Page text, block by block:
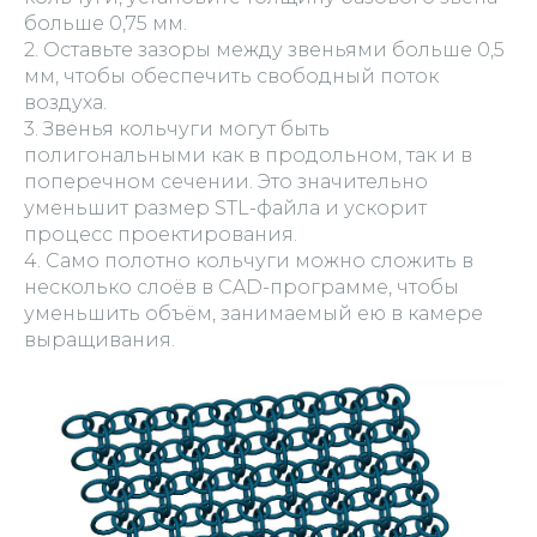
больше 0,75 мм.
2. Оставьте зазоры между звеньями больше 0,5
мм, чтобы обеспечить свободный поток
воздуха.
3. Звенья кольчуги могут быть
полигональными как в продольном, так и в
поперечном сечении. Это значительно
уменьшит размер STL-файла и ускорит
процесс проектирования.
4. Само полотно кольчуги можно сложить в
несколько слоёв в CAD-программе, чтобы
уменьшить объём, занимаемый ею в камере
выращивания.